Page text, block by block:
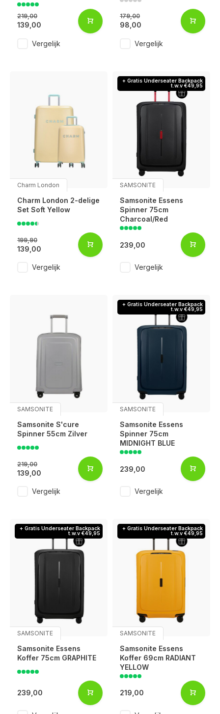
219,00
139,00
Vergelijk
179,00
98,00
Vergelijk
Charm London
Charm London 2-delige
Set Soft Yellow
199,90
139,00
Vergelijk
+ Gratis Underseater Backpack
t.w.v €49,95
SAMSONITE
Samsonite Essens
Spinner 75cm
Charcoal/Red
239,00
Vergelijk
SAMSONITE
Samsonite S'cure
Spinner 55cm Zilver
219,00
139,00
Vergelijk
+ Gratis Underseater Backpack
t.w.v €49,95
SAMSONITE
Samsonite Essens
Spinner 75cm
MIDNIGHT BLUE
239,00
Vergelijk
+ Gratis Underseater Backpack
t.w.v €49,95
SAMSONITE
Samsonite Essens
Koffer 75cm GRAPHITE
239,00
+ Gratis Underseater Backpack
t.w.v €49,95
SAMSONITE
Samsonite Essens
Koffer 69cm RADIANT
YELLOW
219,00